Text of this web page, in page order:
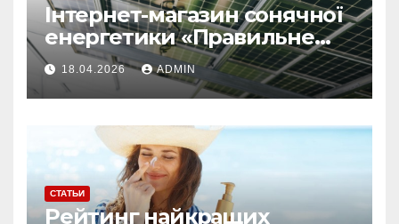
Інтернет-магазин сонячної
енергетики «Правильне
електроживлення»
18.04.2026 ADMIN
СТАТЬИ
Рейтинг найкращих